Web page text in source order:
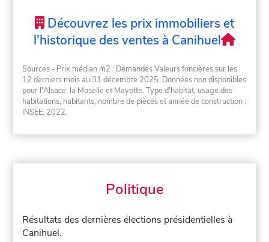
Découvrez les prix immobiliers et
l'historique des ventes à Canihuel
Sources - Prix médian m2 : Demandes Valeurs foncières sur les
12 derniers mois au 31 décembre 2025. Données non disponibles
pour l'Alsace, la Moselle et Mayotte. Type d'habitat, usage des
habitations, habitants, nombre de pièces et année de construction :
INSEE, 2022.
Politique
Résultats des dernières élections présidentielles à
Canihuel.